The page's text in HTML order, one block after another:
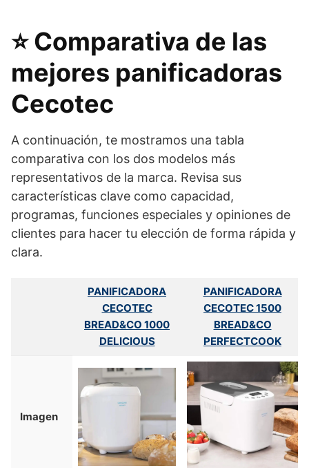
⭐ Comparativa de las
mejores panificadoras
Cecotec
A continuación, te mostramos una tabla
comparativa con los dos modelos más
representativos de la marca. Revisa sus
características clave como capacidad,
programas, funciones especiales y opiniones de
clientes para hacer tu elección de forma rápida y
clara.
PANIFICADORA
CECOTEC
BREAD&CO 1000
DELICIOUS
PANIFICADORA
CECOTEC 1500
BREAD&CO
PERFECTCOOK
Imagen